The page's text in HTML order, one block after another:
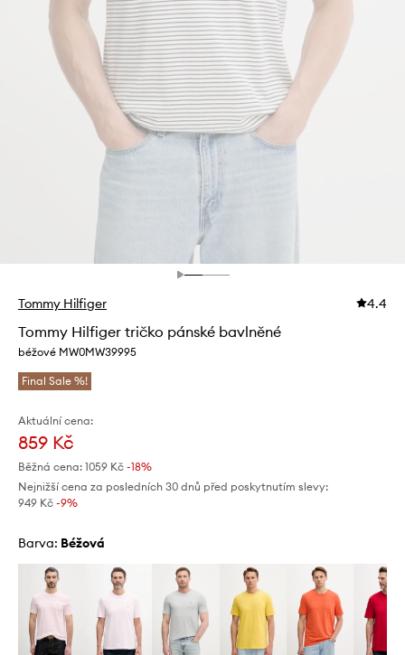
Tommy Hilfiger 4.4
Tommy Hilfiger tričko pánské bavlněné
béžové MW0MW39995
Final Sale %!
Aktuální cena:
859 Kč
Běžná cena: 1059 Kč -18%
Nejnižší cena za posledních 30 dnů před poskytnutím slevy:
949 Kč -9%
Barva: béžová